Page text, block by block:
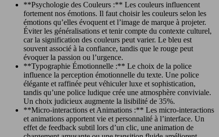
**Psychologie des Couleurs :** Les couleurs influencent
fortement nos émotions. Il faut choisir les couleurs selon les
émotions qu’elles évoquent et l’image de marque à projeter.
Éviter les généralisations et tenir compte du contexte culturel,
car la signification des couleurs peut varier. Le bleu est
souvent associé à la confiance, tandis que le rouge peut
évoquer la passion ou l’urgence.
**Typographie Émotionnelle :** Le choix de la police
influence la perception émotionnelle du texte. Une police
élégante et raffinée peut véhiculer luxe et sophistication,
tandis qu’une police ludique crée une atmosphère conviviale.
Un choix judicieux augmente la lisibilité de 35%.
**Micro-interactions et Animations :** Les micro-interactions
et animations apportent vie et personnalité à l’interface. Un
effet de feedback subtil lors d’un clic, une animation de